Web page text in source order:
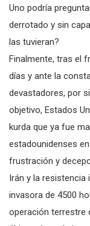
Uno podría
derrotado y sin
las tuvieran?
Finalmente, tras el
días y ante la
devastadores, por
objetivo, Estados
kurda que ya fue
estadounidenses
frustración y
Irán y la
invasora de 4500
operación terrestre